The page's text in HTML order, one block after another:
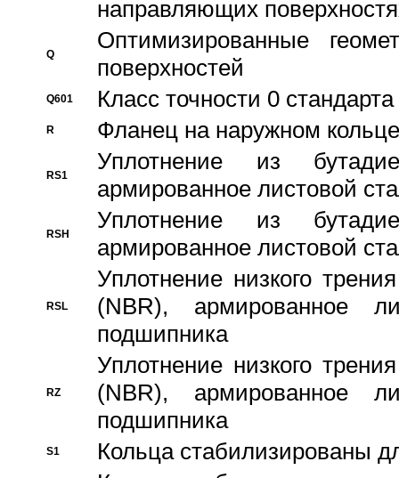
направляющих
Q
Оптимизированные
поверхностей
Q601 Класс точности 0
R Фланец на наружном кольце
RS1
Уплотнение из
армированное листовой
RSH
Уплотнение из
армированное листовой
RSL
Уплотнение низкого
(NBR), армированное
подшипника
RZ
Уплотнение низкого
(NBR), армированное
подшипника
S1 Кольца стабилизированы